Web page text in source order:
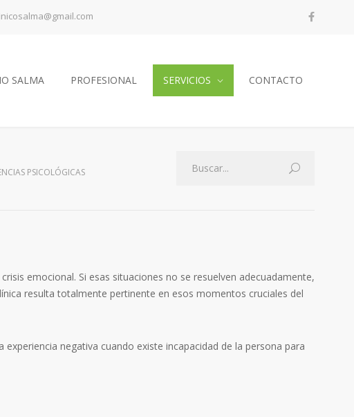
SALMA PROFESIONAL SERVICIOS CONTACTO
PSICOLÓGICAS
emocional. Si esas situaciones no se resuelven adecuadamente,
resulta totalmente pertinente en esos momentos cruciales del
negativa cuando existe incapacidad de la persona para